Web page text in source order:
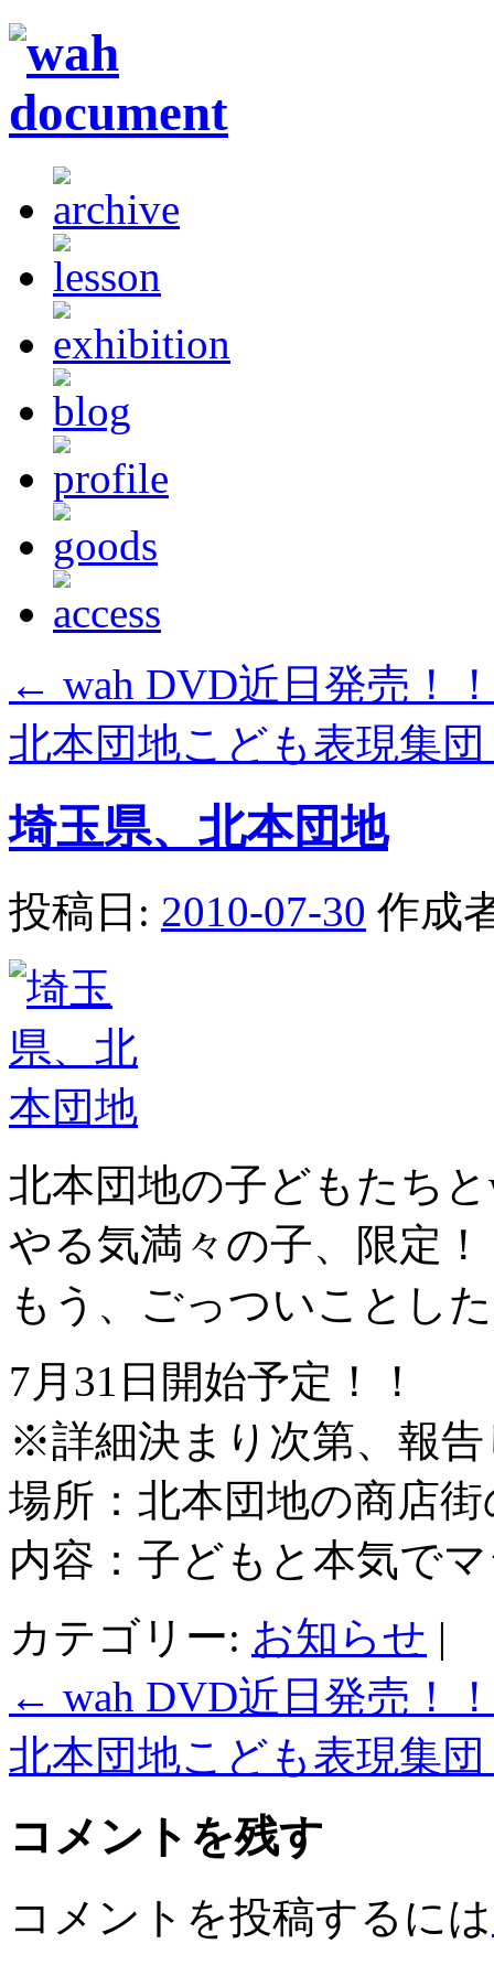
← wah DVD近日発売！
北本団地こども表現集
埼玉県、北本団地
投稿日: 2010-07-30 作成
北本団地の子どもたち
やる気満々の子、限定
もう、ごっついことし
7月31日開始予定！！
※詳細決まり次第、報
場所：北本団地の商店
内容：子どもと本気で
カテゴリー: お知らせ |
← wah DVD近日発売！
北本団地こども表現集
コメントを残す
コメントを投稿するには